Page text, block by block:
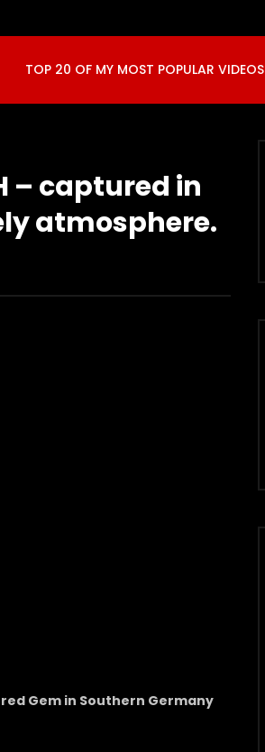
TOP 20 OF MY MOST POPULAR VIDEOS
– captured in
atmosphere.
Gem in Southern Germany